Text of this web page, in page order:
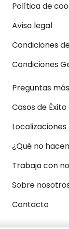
Política de
Aviso legal
Condiciones
Condiciones
Preguntas
Casos de
Localizaciones
¿Qué no
Trabaja con
Sobre
Contacto